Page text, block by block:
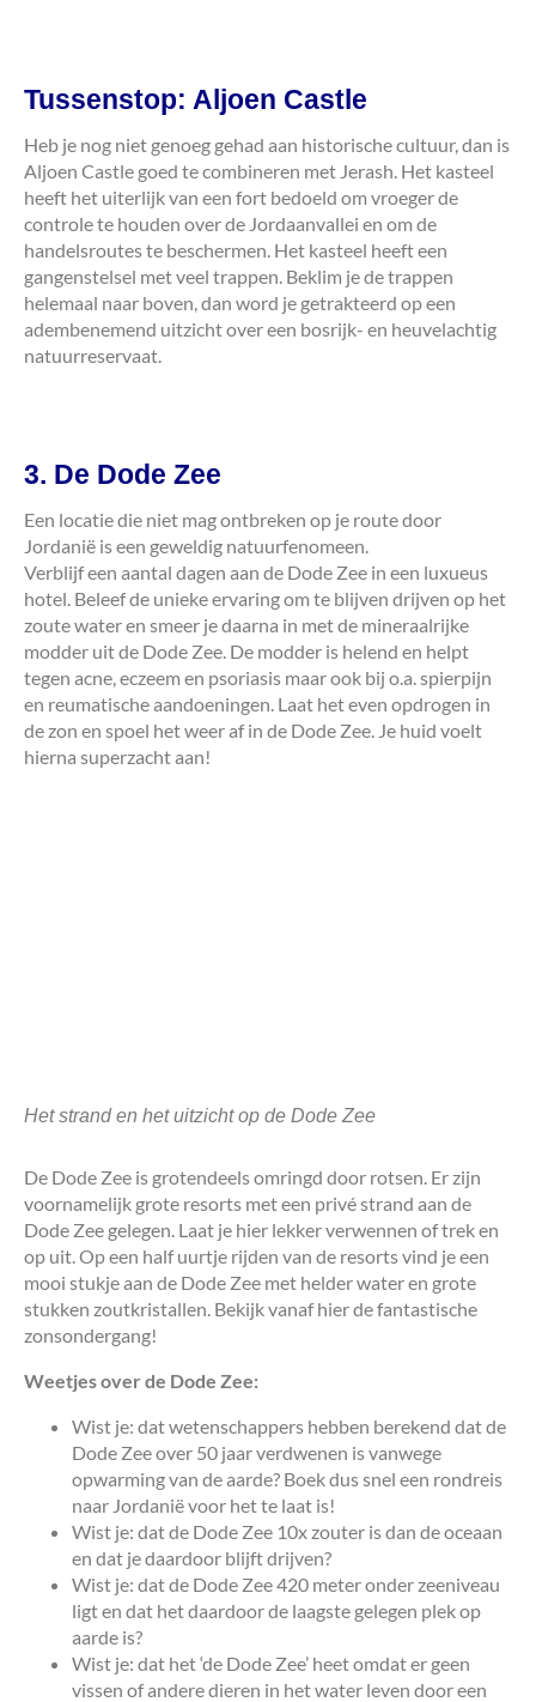
Tussenstop: Aljoen Castle
Heb je nog niet genoeg gehad aan historische cultuur, dan is
Aljoen Castle goed te combineren met Jerash. Het kasteel
heeft het uiterlijk van een fort bedoeld om vroeger de
controle te houden over de Jordaanvallei en om de
handelsroutes te beschermen. Het kasteel heeft een
gangenstelsel met veel trappen. Beklim je de trappen
helemaal naar boven, dan word je getrakteerd op een
adembenemend uitzicht over een bosrijk- en heuvelachtig
natuurreservaat.
3. De Dode Zee
Een locatie die niet mag ontbreken op je route door
Jordanië is een geweldig natuurfenomeen.
Verblijf een aantal dagen aan de Dode Zee in een luxueus
hotel. Beleef de unieke ervaring om te blijven drijven op het
zoute water en smeer je daarna in met de mineraalrijke
modder uit de Dode Zee. De modder is helend en helpt
tegen acne, eczeem en psoriasis maar ook bij o.a. spierpijn
en reumatische aandoeningen. Laat het even opdrogen in
de zon en spoel het weer af in de Dode Zee. Je huid voelt
hierna superzacht aan!
Het strand en het uitzicht op de Dode Zee
De Dode Zee is grotendeels omringd door rotsen. Er zijn
voornamelijk grote resorts met een privé strand aan de
Dode Zee gelegen. Laat je hier lekker verwennen of trek en
op uit. Op een half uurtje rijden van de resorts vind je een
mooi stukje aan de Dode Zee met helder water en grote
stukken zoutkristallen. Bekijk vanaf hier de fantastische
zonsondergang!
Weetjes over de Dode Zee:
Wist je: dat wetenschappers hebben berekend dat de
Dode Zee over 50 jaar verdwenen is vanwege
opwarming van de aarde? Boek dus snel een rondreis
naar Jordanië voor het te laat is!
Wist je: dat de Dode Zee 10x zouter is dan de oceaan
en dat je daardoor blijft drijven?
Wist je: dat de Dode Zee 420 meter onder zeeniveau
ligt en dat het daardoor de laagste gelegen plek op
aarde is?
Wist je: dat het ‘de Dode Zee’ heet omdat er geen
vissen of andere dieren in het water leven door een